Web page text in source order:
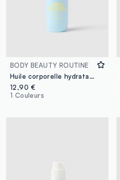
BODY BEAUTY ROUTINE
Huile corporelle hydratante avec extraits naturels
12,90 €
1 Couleurs